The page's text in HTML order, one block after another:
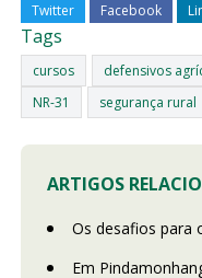
Twitter Facebook
Tags
cursos defensivos
NR-31
segurança rural
ARTIGOS
Os desafios para
Em